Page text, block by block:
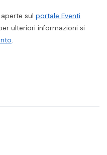
sul portale Eventi
ulteriori informazioni si
.